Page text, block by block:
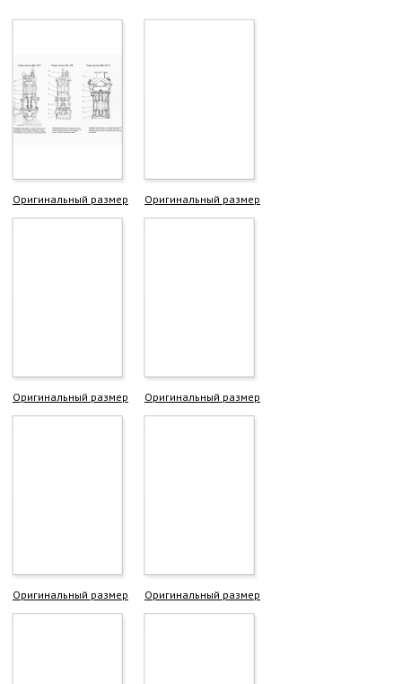
Оригинальный размер Оригинальный размер
Оригинальный размер Оригинальный размер
Оригинальный размер Оригинальный размер